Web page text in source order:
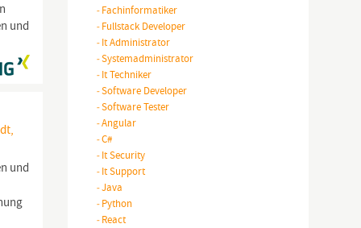
-Fachinformatiker
-Fullstack Developer
-It Administrator
-Systemadministrator
-It Techniker
-Software Developer
-Software Tester
-Angular
-C#
-It Security
-It Support
-Java
-Python
-React
und
und